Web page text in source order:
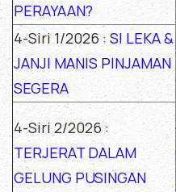
PERAYAAN?
4-Siri 1/2026 : SI LEKA &
JANJI MANIS PINJAMAN
SEGERA
4-Siri 2/2026 :
TERJERAT DALAM
GELUNG PUSINGAN